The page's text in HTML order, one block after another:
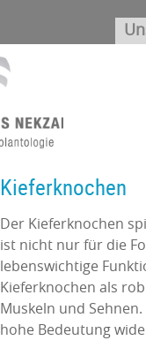
Kieferknochen
Der Kieferknochen
ist nicht nur für die
lebenswichtige
Kieferknochen als
Muskeln und
hohe Bedeutung